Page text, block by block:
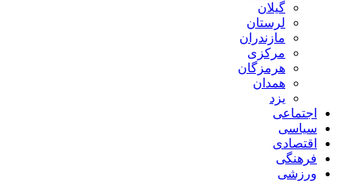
گیلان
لرستان
مازندران
مرکزی
هرمزگان
همدان
یزد
اجتماعی
سیاسی
اقتصادی
فرهنگی
ورزشی